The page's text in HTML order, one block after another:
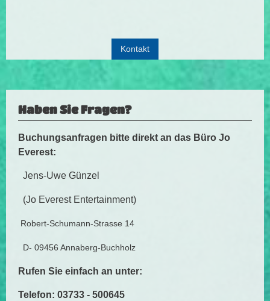
Kontakt
Haben Sie Fragen?
Buchungsanfragen bitte direkt an das Büro Jo
Everest:
Jens-Uwe Günzel
(Jo Everest Entertainment)
Robert-Schumann-Strasse 14
D- 09456 Annaberg-Buchholz
Rufen Sie einfach an unter:
Telefon: 03733 - 500645